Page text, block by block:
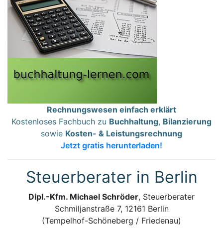
Rechnungswesen einfach erklärt
Kostenloses Fachbuch zu Buchhaltung, Bilanzierung
sowie Kosten- & Leistungsrechnung
Jetzt gratis herunterladen!
Steuerberater in Berlin
Dipl.-Kfm. Michael Schröder, Steuerberater
Schmiljanstraße 7, 12161 Berlin
(Tempelhof-Schöneberg / Friedenau)